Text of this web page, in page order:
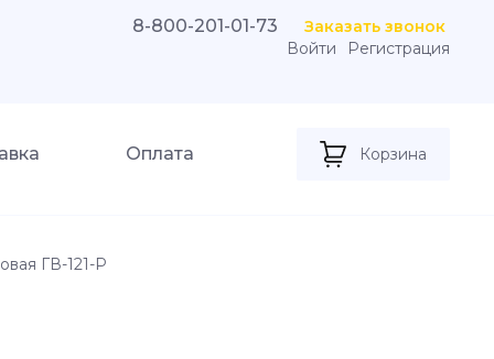
8-800-201-01-73
Заказать звонок
Войти
Регистрация
Оплата Корзина
ГВ-121-Р